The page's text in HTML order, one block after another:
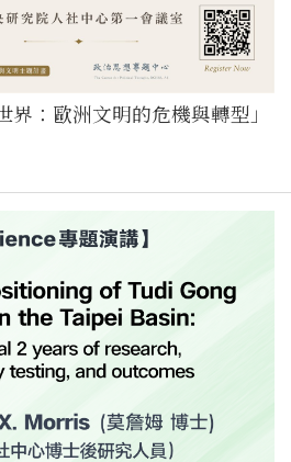
界：歐洲文明的危機與轉型」